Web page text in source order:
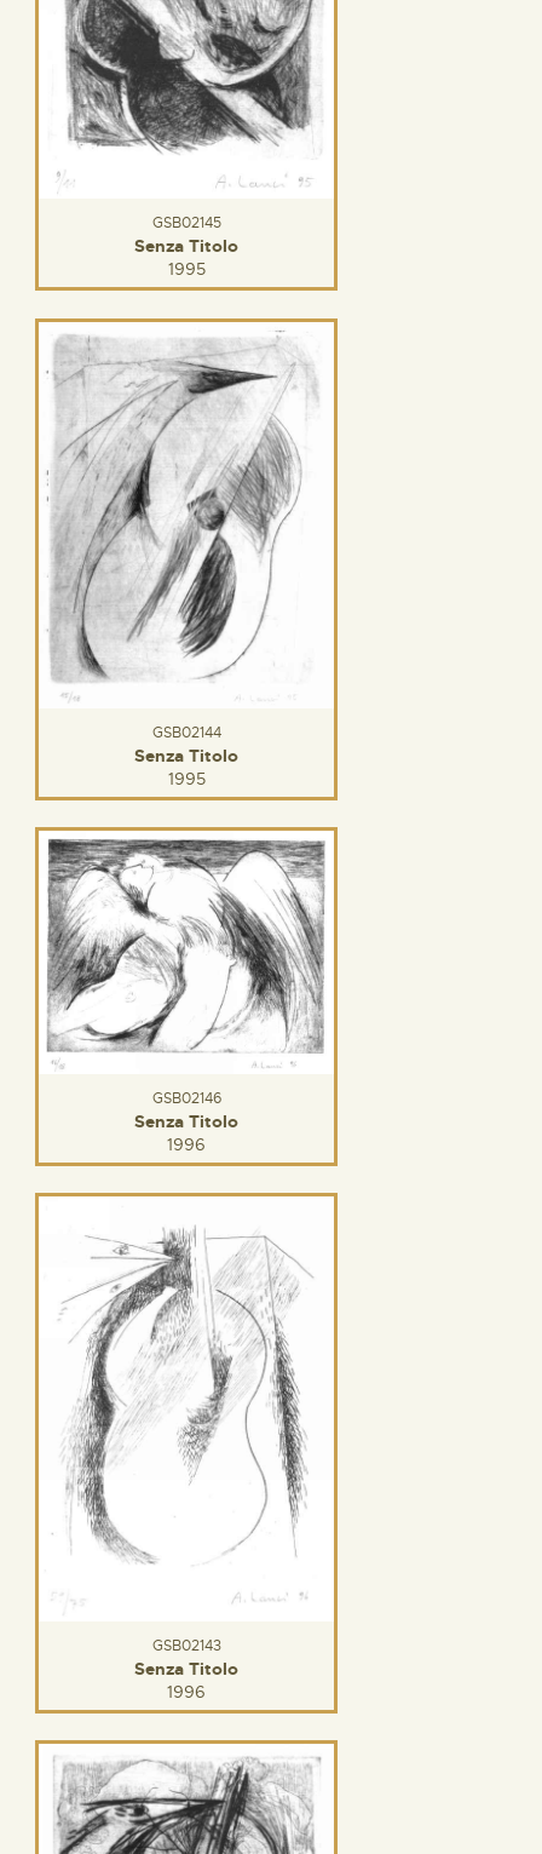
GSB02145
Senza Titolo
1995
GSB02144
Senza Titolo
1995
GSB02146
Senza Titolo
1996
GSB02143
Senza Titolo
1996